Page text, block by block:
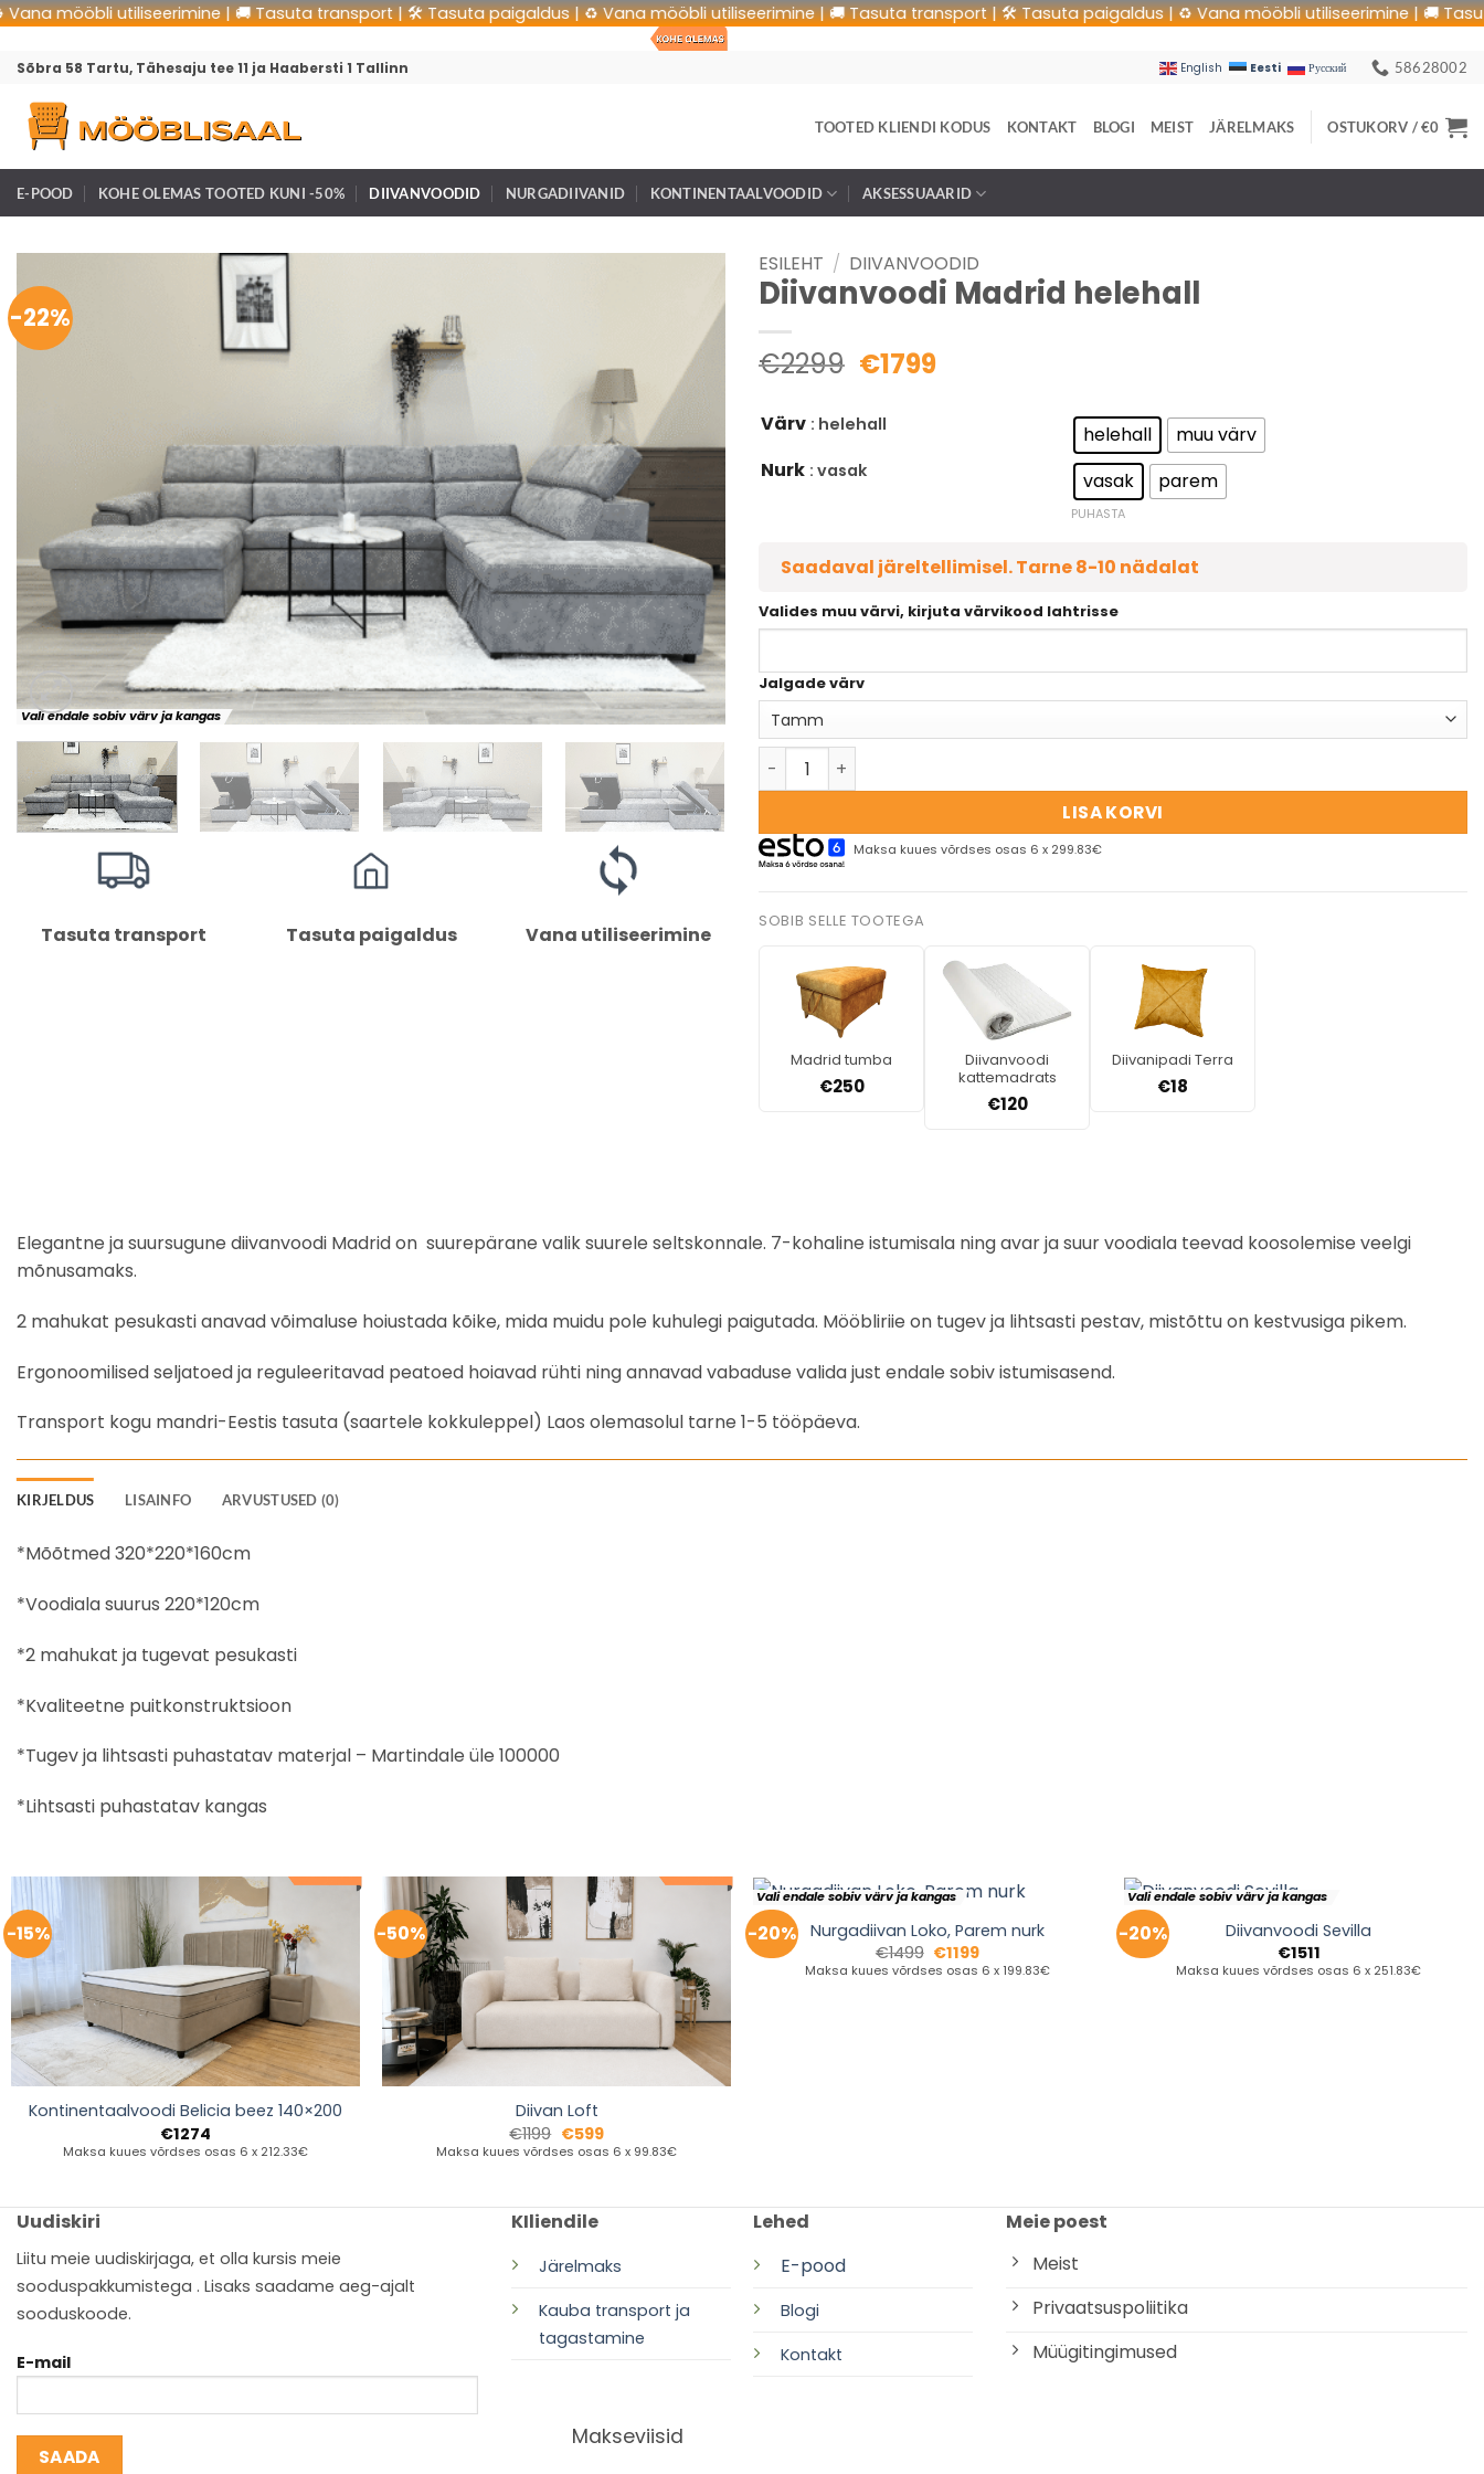
🚚 Tasuta transport | 🛠 Tasuta paigaldus | ♻️ Vana mööbli utiliseerimine | 🚚 Tasuta transport | 🛠 Tasuta paigaldus | ♻️ Vana mööbli
Sõbra 58 Tartu, Tähesaju tee 11 ja Haabersti 1 Tallinn English Eesti Русский 58628002
TOOTED KLIENDI KODUS KONTAKT BLOGI MEIST JÄRELMAKS OSTUKORV /€0
E-POOD KOHE OLEMAS TOOTED KUNI -50% DIIVANVOODID NURGADIIVANID KONTINENTAALVOODID AKSESSUAARID
-22%
Vali endale sobiv värv ja kangas
Tasuta transport Tasuta paigaldus Vana utiliseerimine
ESILEHT / DIIVANVOODID
Diivanvoodi Madrid helehall
€2299 €1799
Värv : helehall helehall
muu värv
Nurk : vasak vasak parem
PUHASTA
Saadaval järeltellimisel. Tarne 8-10 nädalat
Valides muu värvi, kirjuta värvikood lahtrisse
Jalgade värv
LISA KORVI
Maksa kuues võrdses osas 6 x 299.83€
SOBIB SELLE TOOTEGA
Madrid tumba
€250
Diivanvoodi
kattemadrats
€120
Diivanipadi Terra
€18
Elegantne ja suursugune diivanvoodi Madrid on suurepärane valik suurele seltskonnale. 7-kohaline istumisala ning avar ja suur voodiala teevad koosolemise veelgi
mõnusamaks.
2 mahukat pesukasti anavad võimaluse hoiustada kõike, mida muidu pole kuhulegi paigutada. Mööbliriie on tugev ja lihtsasti pestav, mistõttu on kestvusiga pikem.
Ergonoomilised seljatoed ja reguleeritavad peatoed hoiavad rühti ning annavad vabaduse valida just endale sobiv istumisasend.
Transport kogu mandri-Eestis tasuta (saartele kokkuleppel) Laos olemasolul tarne 1-5 tööpäeva.
KIRJELDUS LISAINFO ARVUSTUSED (0)
*Mõõtmed 320*220*160cm
*Voodiala suurus 220*120cm
*2 mahukat ja tugevat pesukasti
*Kvaliteetne puitkonstruktsioon
*Tugev ja lihtsasti puhastatav materjal – Martindale üle 100000
*Lihtsasti puhastatav kangas
-15%
Kontinentaalvoodi Belicia beez 140×200
€1274
Maksa kuues võrdses osas 6 x 212.33€
-50%
Diivan Loft
€1199 €599
Maksa kuues võrdses osas 6 x 99.83€
-20%
Vali endale sobiv värv ja kangas
Nurgadiivan Loko, Parem nurk
€1499 €1199
Maksa kuues võrdses osas 6 x 199.83€
-20%
Vali endale sobiv värv ja kangas
Diivanvoodi Sevilla
€1511
Maksa kuues võrdses osas 6 x 251.83€
Uudiskiri
Liitu meie uudiskirjaga, et olla kursis meie
sooduspakkumistega . Lisaks saadame aeg-ajalt
sooduskoode.
E-mail
KIliendile
Järelmaks
Kauba transport ja
tagastamine
Lehed
E-pood
Blogi
Kontakt
Makseviisid
Meie poest
Meist
Privaatsuspoliitika
Müügitingimused